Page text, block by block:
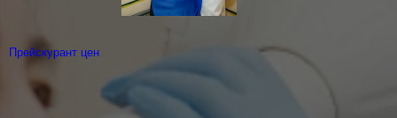
Прейскурант цен